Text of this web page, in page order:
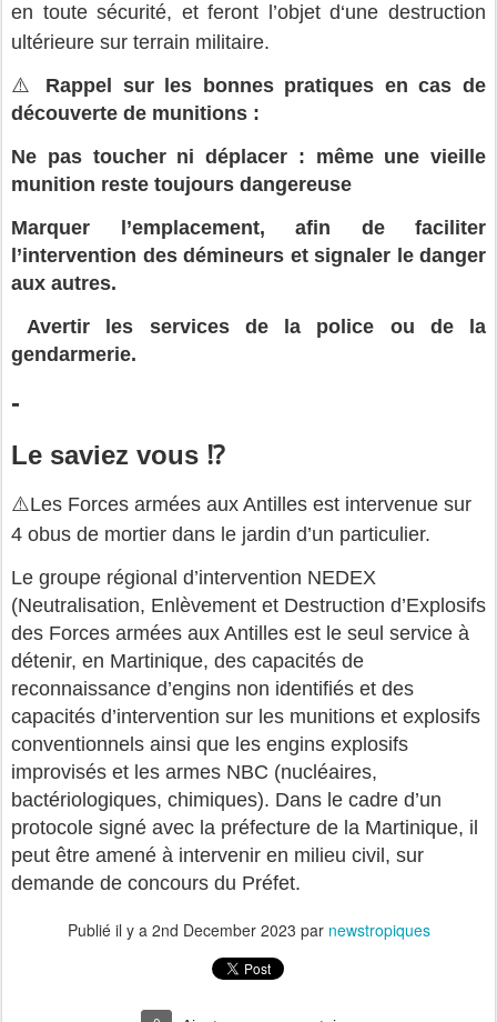
en toute sécurité, et feront l’objet d‘une destruction
ultérieure sur terrain militaire.
⚠️ Rappel sur les bonnes pratiques en cas de
découverte de munitions :
Ne pas toucher ni déplacer : même une vieille
munition reste toujours dangereuse
Marquer l’emplacement, afin de faciliter
l’intervention des démineurs et signaler le danger
aux autres.
Avertir les services de la police ou de la
gendarmerie.
-
Le saviez vous ⁉️
⚠️Les Forces armées aux Antilles est intervenue sur
4 obus de mortier dans le jardin d’un particulier.
Le groupe régional d’intervention NEDEX
(Neutralisation, Enlèvement et Destruction d’Explosifs
des Forces armées aux Antilles est le seul service à
détenir, en Martinique, des capacités de
reconnaissance d’engins non identifiés et des
capacités d’intervention sur les munitions et explosifs
conventionnels ainsi que les engins explosifs
improvisés et les armes NBC (nucléaires,
bactériologiques, chimiques). Dans le cadre d’un
protocole signé avec la préfecture de la Martinique, il
peut être amené à intervenir en milieu civil, sur
demande de concours du Préfet.
Publié il y a 2nd December 2023 par newstropiques